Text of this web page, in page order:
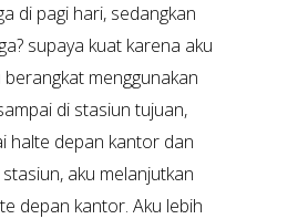
di pagi hari, sedangkan
supaya kuat karena aku
menggunakan
di stasiun tujuan,
halte depan kantor dan
aku melanjutkan
depan kantor. Aku lebih